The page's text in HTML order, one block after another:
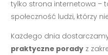
tylko strona internetowa –
społeczność ludzi, którzy
Każdego dnia
praktyczne porady z